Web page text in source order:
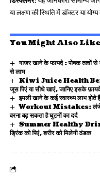
या लक्षण की स्थिति में डॉक्टर या
You Might Also Like
गाजर खाने के फायदे : पोषक तत्वों से
से लाभ
Kiwi Juice Health
जूस पिएं या सीधे खाएं, जानिए इसके
इमली खाने के कई स्वास्थ्य लाभ होते
Workout Mistakes: लंजेस
वरना बढ़ सकता है घुटनों का दर्द
Summer Healthy Drink:
ड्रिंक को पिएं, शरीर को मिलेगी ठंडक